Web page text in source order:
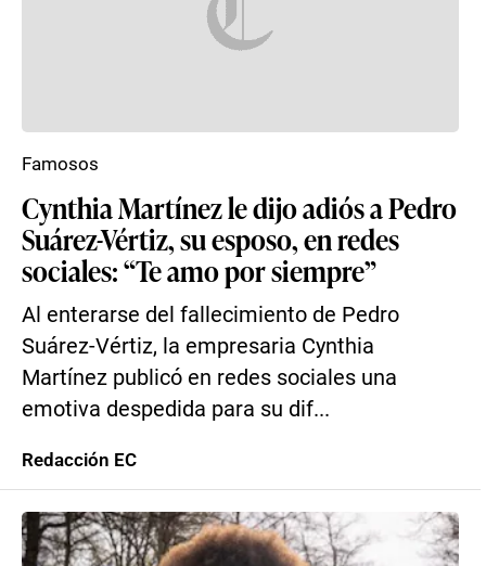
Cynthia Martínez le dijo adiós a Pedro
Suárez-Vértiz, su esposo, en redes
sociales: “Te amo por siempre”
Al enterarse del fallecimiento de Pedro
Suárez-Vértiz, la empresaria Cynthia
Martínez publicó en redes sociales una
emotiva despedida para su dif...
Famosos
Redacción EC